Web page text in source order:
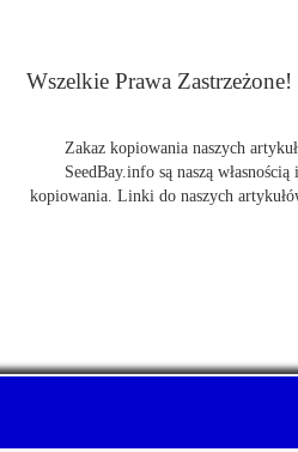
Wszelkie Prawa Zastrzeżone!
Zakaz kopiowania naszych
SeedBay.info są naszą
kopiowania. Linki do naszych
z nami Pewnie swoje nasiona